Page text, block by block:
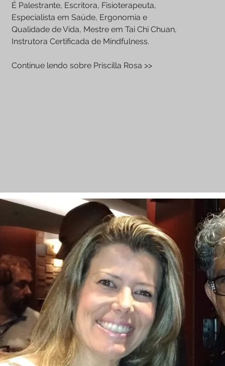
É Palestrante, Escritora, Fisioterapeuta,
Especialista em Saúde, Ergonomia e
Qualidade de Vida, Mestre em Tai Chi Chuan,
Instrutora Certificada de Mindfulness.
Continue lendo sobre Priscilla Rosa >>